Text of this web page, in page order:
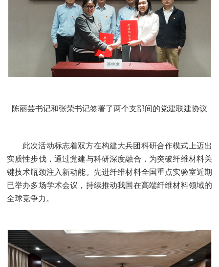
陈丽芸书记和张荣书记签署了两个支部间的党建联建协议
此次活动标志着双方在构建大兵团科研合作模式上迈出
实质性步伐，通过党建与科研深度融合，为突破纤维材料关
键技术瓶颈注入新动能。先进纤维材料全国重点实验室近期
已举办多场学术会议，持续推动我国在高端纤维材料领域的
全球竞争力。